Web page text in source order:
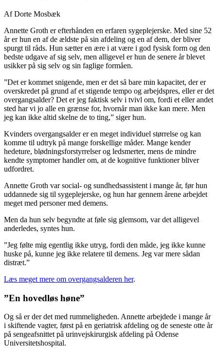
Af Dorte Mosbæk
Annette Groth er efterhånden en erfaren sygeplejerske. Med sine 52
år er hun en af de ældste på sin afdeling og en af dem, der bliver
spurgt til råds. Hun sætter en ære i at være i god fysisk form og den
bedste udgave af sig selv, men alligevel er hun de senere år blevet
usikker på sig selv og sin faglige formåen.
”Det er kommet snigende, men er det så bare min kapacitet, der er
overskredet på grund af et stigende tempo og arbejdspres, eller er det
overgangsalder? Det er jeg faktisk selv i tvivl om, fordi et eller andet
sted har vi jo alle en grænse for, hvornår man ikke kan mere. Men
jeg kan ikke altid skelne de to ting,” siger hun.
Kvinders overgangsalder er en meget individuel størrelse og kan
komme til udtryk på mange forskellige måder. Mange kender
hedeture, blødningsforstyrrelser og ledsmerter, mens de mindre
kendte symptomer handler om, at de kognitive funktioner bliver
udfordret.
Annette Groth var social- og sundhedsassistent i mange år, før hun
uddannede sig til sygeplejerske, og hun har gennem årene arbejdet
meget med personer med demens.
Men da hun selv begyndte at føle sig glemsom, var det alligevel
anderledes, syntes hun.
”Jeg følte mig egentlig ikke utryg, fordi den måde, jeg ikke kunne
huske på, kunne jeg ikke relatere til demens. Jeg var mere sådan
distræt.”
Læs meget mere om overgangsalderen her.
”En hovedløs høne”
Og så er der det med rummeligheden. Annette arbejdede i mange år
i skiftende vagter, først på en geriatrisk afdeling og de seneste otte år
på sengeafsnittet på urinvejskirurgisk afdeling på Odense
Universitetshospital.